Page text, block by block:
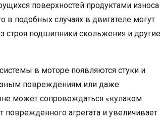
поверхностей продуктами износа
в подобных случаях в двигателе могут
строя подшипники скольжения и другие
в моторе появляются стуки и
повреждениям или даже
может сопровождаться «кулаком
агрегата и увеличивает